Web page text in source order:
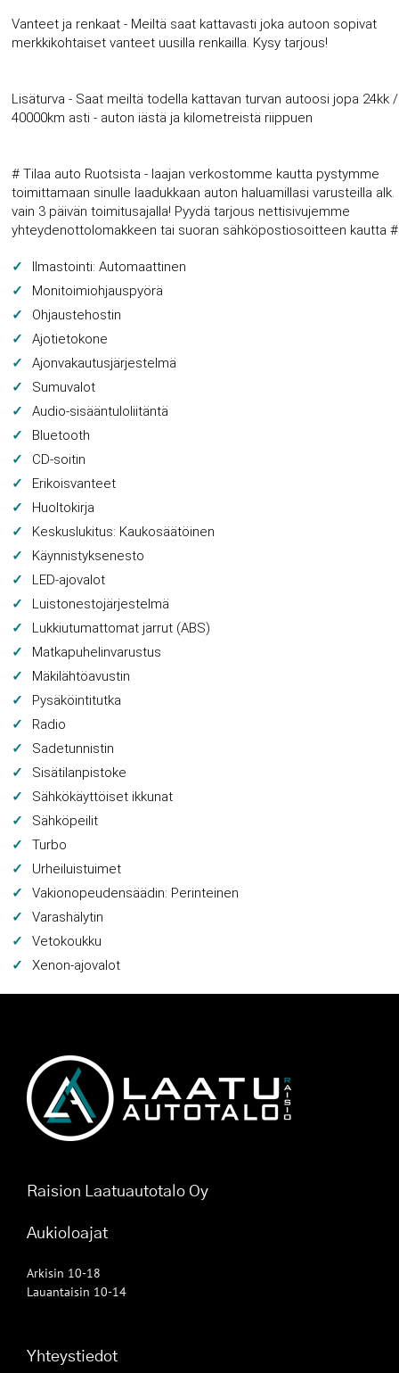
Vanteet ja renkaat - Meiltä saat kattavasti joka autoon sopivat
merkkikohtaiset vanteet uusilla renkailla. Kysy tarjous!
Lisäturva - Saat meiltä todella kattavan turvan autoosi jopa 24kk /
40000km asti - auton iästä ja kilometreistä riippuen
# Tilaa auto Ruotsista - laajan verkostomme kautta pystymme
toimittamaan sinulle laadukkaan auton haluamillasi varusteilla alk.
vain 3 päivän toimitusajalla! Pyydä tarjous nettisivujemme
yhteydenottolomakkeen tai suoran sähköpostiosoitteen kautta #
Ilmastointi: Automaattinen
Monitoimiohjauspyörä
Ohjaustehostin
Ajotietokone
Ajonvakautusjärjestelmä
Sumuvalot
Audio-sisääntuloliitäntä
Bluetooth
CD-soitin
Erikoisvanteet
Huoltokirja
Keskuslukitus: Kaukosäätöinen
Käynnistyksenesto
LED-ajovalot
Luistonestojärjestelmä
Lukkiutumattomat jarrut (ABS)
Matkapuhelinvarustus
Mäkilähtöavustin
Pysäköintitutka
Radio
Sadetunnistin
Sisätilanpistoke
Sähkökäyttöiset ikkunat
Sähköpeilit
Turbo
Urheiluistuimet
Vakionopeudensäädin: Perinteinen
Varashälytin
Vetokoukku
Xenon-ajovalot
Raision Laatuautotalo Oy
Aukioloajat
Arkisin 10-18
Lauantaisin 10-14
Yhteystiedot